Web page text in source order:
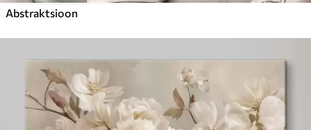
Abstraktsioon